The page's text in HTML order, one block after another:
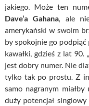
jakiego. Może ten
Dave’a Gahana , ale
amerykański w swoim
by spokojnie go
kawałki, gdzieś z lat
jest dobry numer. Nie
tylko tak po prostu. Z
samo nagranym
duży potencjał